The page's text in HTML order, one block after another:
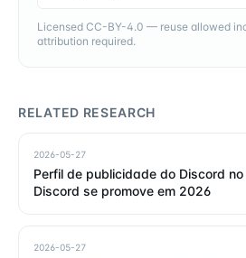
Licensed CC-BY-4.0 — reuse allowed
attribution required.
RELATED RESEARCH
2026-05-27
Perfil de publicidade do Discord
Discord se promove em 2026
2026-05-27